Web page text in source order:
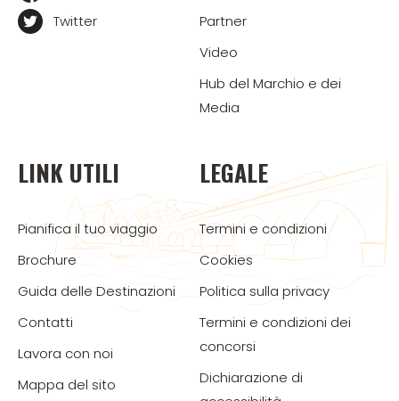
Twitter
Partner
Video
Hub del Marchio e dei
Media
LINK UTILI
Pianifica il tuo viaggio
Brochure
Guida delle Destinazioni
Contatti
Lavora con noi
Mappa del sito
LEGALE
Termini e condizioni
Cookies
Politica sulla privacy
Termini e condizioni dei
concorsi
Dichiarazione di